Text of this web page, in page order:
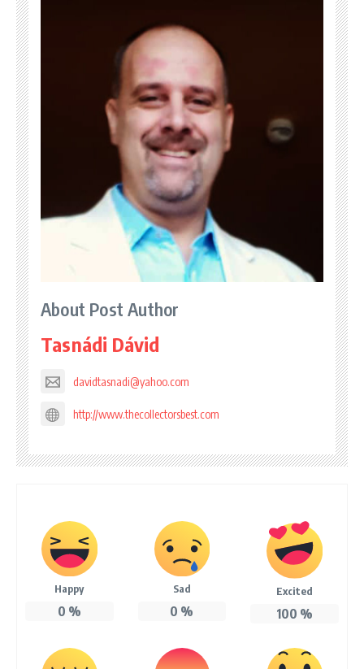
About Post Author
Tasnádi Dávid
davidtasnadi@yahoo.com
http://www.thecollectorsbest.com
Happy
0 %
Sad
0 %
Excited
100 %